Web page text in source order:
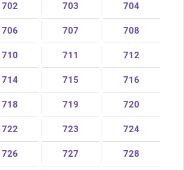
702 703 704
706 707 708
710 711 712
714 715 716
718 719 720
722 723 724
726 727 728